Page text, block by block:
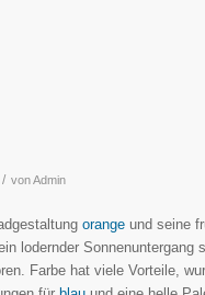
/ vonAdmin
orange und seine
lodernder
Farbe hat viele Vorteile,